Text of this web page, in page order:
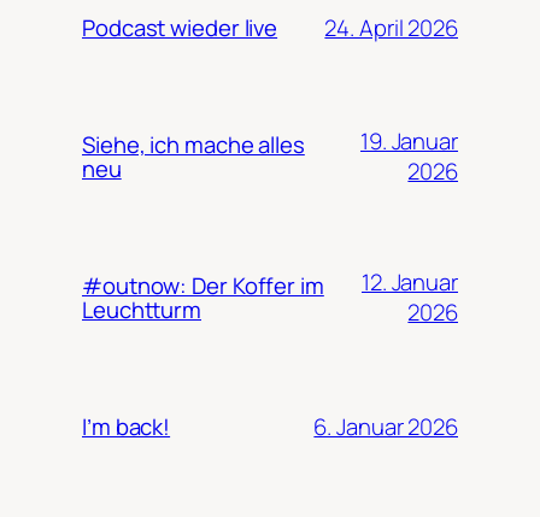
Podcast wieder live 24. April 2026
Siehe, ich mache alles
neu
19. Januar
2026
#outnow: Der Koffer im
Leuchtturm
12. Januar
2026
I’m back! 6. Januar 2026